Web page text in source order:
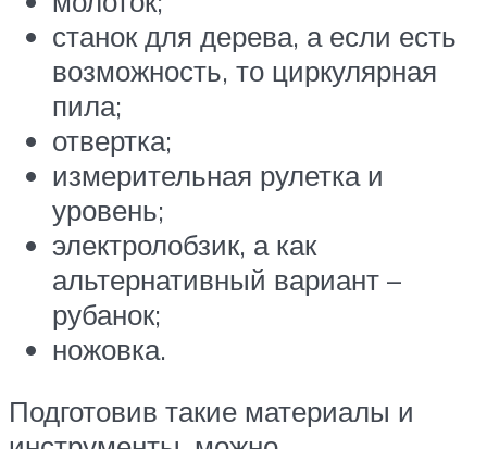
станок для дерева, а если есть
возможность, то циркулярная
пила;
отвертка;
измерительная рулетка и
уровень;
электролобзик, а как
альтернативный вариант –
рубанок;
ножовка.
Подготовив такие материалы и